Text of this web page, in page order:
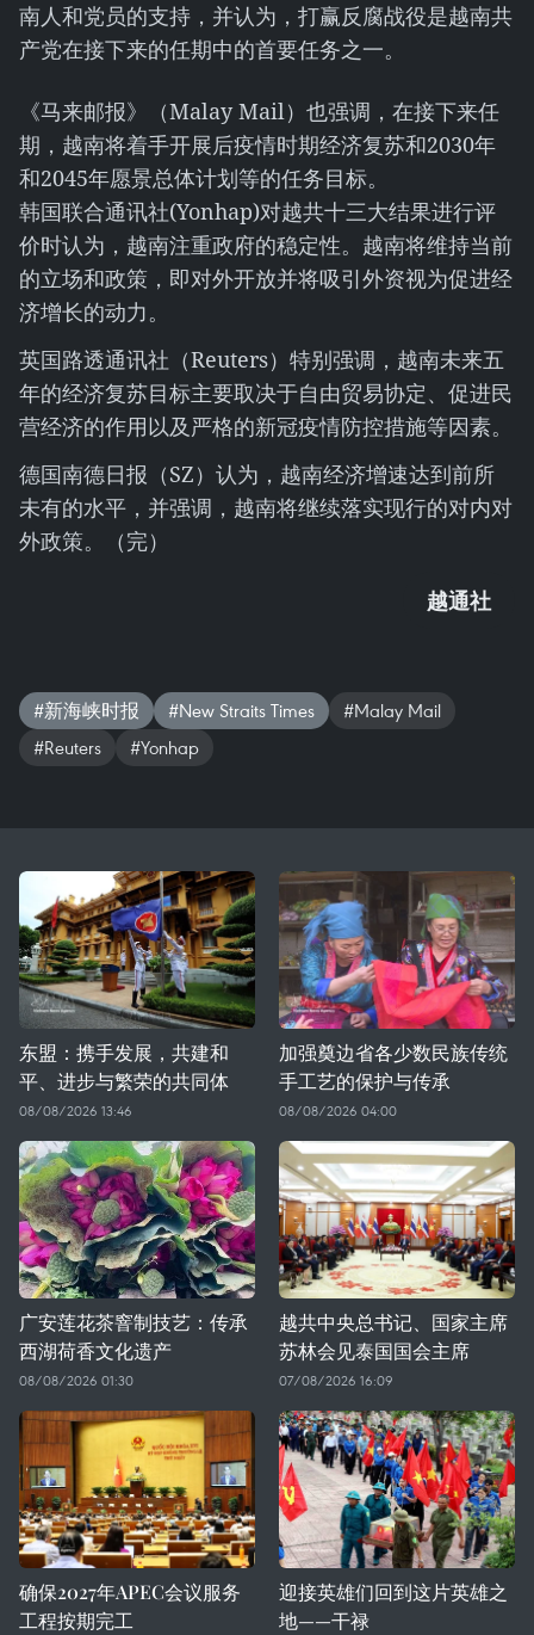
南人和党员的支持，并认为，打赢反腐战役是越南共
产党在接下来的任期中的首要任务之一。
《马来邮报》（Malay Mail）也强调，在接下来任
期，越南将着手开展后疫情时期经济复苏和2030年
和2045年愿景总体计划等的任务目标。
韩国联合通讯社(Yonhap)对越共十三大结果进行评
价时认为，越南注重政府的稳定性。越南将维持当前
的立场和政策，即对外开放并将吸引外资视为促进经
济增长的动力。
英国路透通讯社（Reuters）特别强调，越南未来五
年的经济复苏目标主要取决于自由贸易协定、促进民
营经济的作用以及严格的新冠疫情防控措施等因素。
德国南德日报（SZ）认为，越南经济增速达到前所
未有的水平，并强调，越南将继续落实现行的对内对
外政策。（完）
越通社
#新海峡时报 #New Straits Times
#Malay Mail
#Reuters
#Yonhap
东盟：携手发展，共建和
平、进步与繁荣的共同体
08/08/2026 13:46
加强奠边省各少数民族传统
手工艺的保护与传承
08/08/2026 04:00
广安莲花茶窨制技艺：传承
西湖荷香文化遗产
08/08/2026 01:30
越共中央总书记、国家主席
苏林会见泰国国会主席
07/08/2026 16:09
确保2027年APEC会议服务
工程按期完工
迎接英雄们回到这片英雄之
地——干禄